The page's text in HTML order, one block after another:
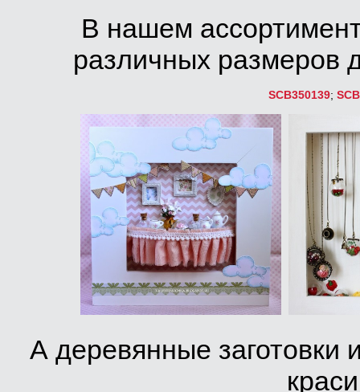
В нашем
различных размеров
SCB350139;
А деревянные заготовки